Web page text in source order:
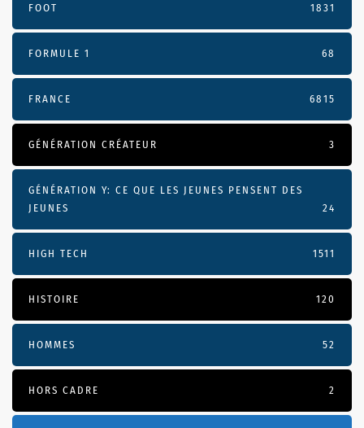
FOOT 1831
FORMULE 1 68
FRANCE 6815
GÉNÉRATION CRÉATEUR 3
GÉNÉRATION Y: CE QUE LES JEUNES PENSENT DES
JEUNES
24
HIGH TECH 1511
HISTOIRE 120
HOMMES 52
HORS CADRE 2